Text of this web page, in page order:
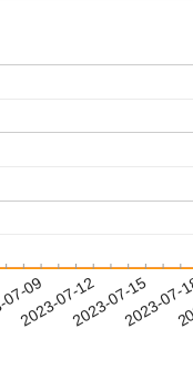
09
2023-07-122023-07-15
2023-